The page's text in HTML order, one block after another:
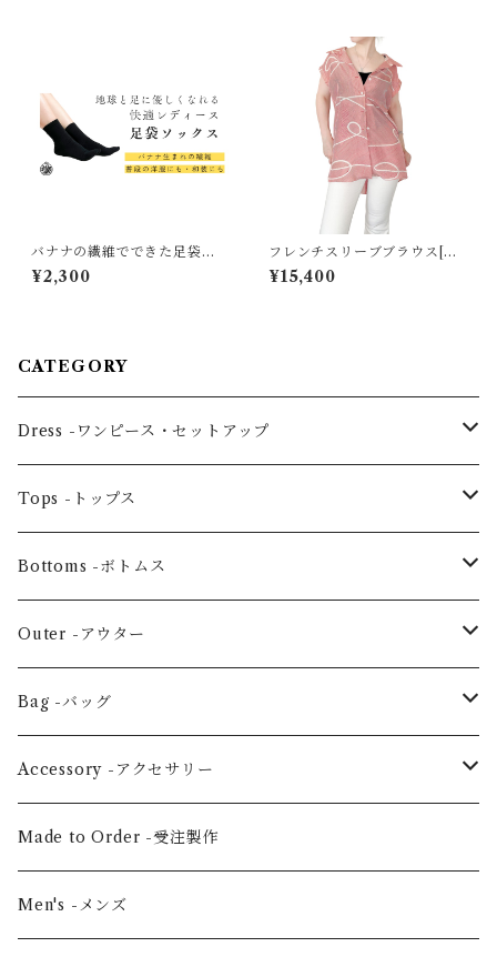
バナナの繊維でできた足袋ソ
ックス
¥2,300
フレンチスリーブブラウス[曲
線模様赤系羽裏]
¥15,400
CATEGORY
Dress -ワンピース・セットアップ
One piece -ワンピースドレス
Ensemble -セットアップ
Tops -トップス
Blouse -ブラウス
Tunic -チュニック
Others -その他
Bottoms -ボトムス
Skirt -スカート
Pants -パンツ
Outer -アウター
Coat -コート
Jacket -ジャケット
Bag -バッグ
Large horizontal -横・大
Vertical medium -縦・中
Shoulder -ショルダー
Accessory -アクセサリー
Hair scrunchie -シュシュ
Mask -マスク
Made to Order -受注製作
Men's -メンズ